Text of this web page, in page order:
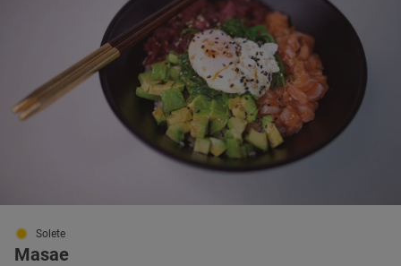
Solete
Masae